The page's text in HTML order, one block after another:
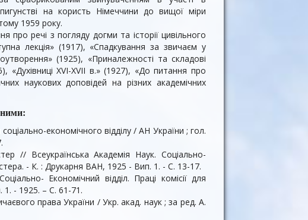
на користь Німеччини до вищої міри
1959 року.
про речі з погляду догми та історії цивільного
лекція» (1917), «Спадкування за звичаєм у
(1925), «Приналежності та складові
«Духівниці XVI-XVII в.» (1927), «До питання про
наукових доповідей на різних академічних
економічного відділу / АН України ; гол.
// Всеукраїнська Академія Наук. Соціально-
- К. : Друкарня ВАН, 1925 - Вип. 1. - С. 13-17.
Економічний відділ. Праці комісії для
- 1925. – С. 61-71.
права України / Укр. акад. наук ; за ред. А.